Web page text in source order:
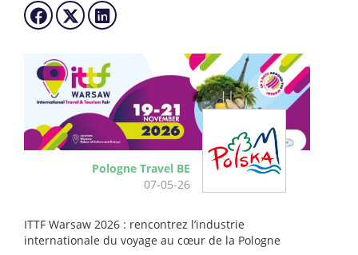
Pologne Travel BE
07-05-26
ITTF Warsaw 2026 : rencontrez l’industrie
internationale du voyage au cœur de la Pologne